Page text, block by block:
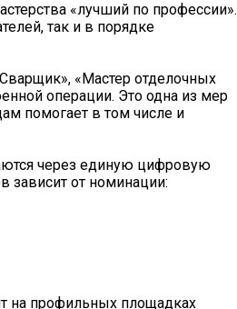
«лучший по профессии».
так и в порядке
«Мастер отделочных
операции. Это одна из мер
помогает в том числе и
через единую цифровую
зависит от номинации:
на профильных площадках